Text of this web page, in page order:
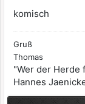
komisch
Gruß
Thomas
"Wer der Herde
Hannes